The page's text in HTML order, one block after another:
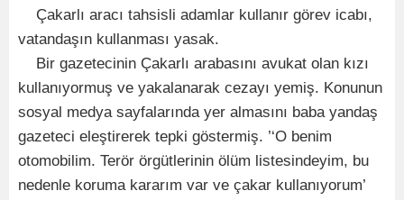
Çakarlı aracı tahsisli adamlar kullanır görev icabı,
vatandaşın kullanması yasak.
Bir gazetecinin Çakarlı arabasını avukat olan kızı
kullanıyormuş ve yakalanarak cezayı yemiş. Konunun
sosyal medya sayfalarında yer almasını baba yandaş
gazeteci eleştirerek tepki göstermiş. ’‘O benim
otomobilim. Terör örgütlerinin ölüm listesindeyim, bu
nedenle koruma kararım var ve çakar kullanıyorum’